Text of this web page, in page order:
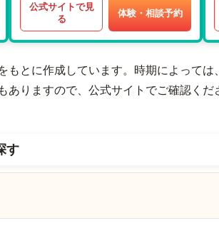
公式サイトで見
る
体験・相談予約
もとに作成しています。時期によって
りますので、公式サイトでご確認くだ
す